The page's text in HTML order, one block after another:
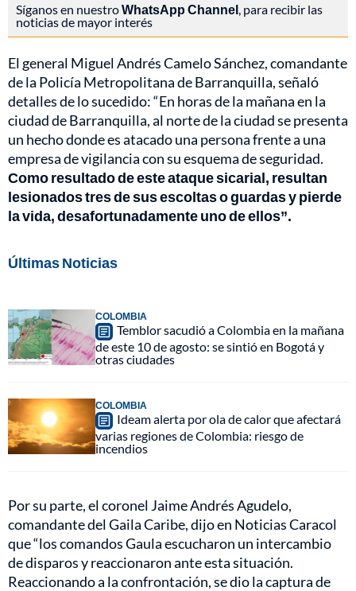
Síganos en nuestroWhatsApp Channel , para recibir las
noticias de mayor interés
El general Miguel Andrés Camelo Sánchez, comandante
de la Policía Metropolitana de Barranquilla, señaló
detalles de lo sucedido: “En horas de la mañana en la
ciudad de Barranquilla, al norte de la ciudad se presenta
un hecho donde es atacado una persona frente a una
empresa de vigilancia con su esquema de seguridad.
Como resultado de este ataque sicarial, resultan
lesionados tres de sus escoltas o guardas y pierde
la vida, desafortunadamente uno de ellos”.
Últimas Noticias
COLOMBIA
Temblor sacudió a Colombia en la mañana
de este 10 de agosto: se sintió en Bogotá y
otras ciudades
COLOMBIA
Ideam alerta por ola de calor que afectará
varias regiones de Colombia: riesgo de
incendios
Por su parte, el coronel Jaime Andrés Agudelo,
comandante del Gaila Caribe, dijo en Noticias Caracol
que “los comandos Gaula escucharon un intercambio
de disparos y reaccionaron ante esta situación.
Reaccionando a la confrontación, se dio la captura de